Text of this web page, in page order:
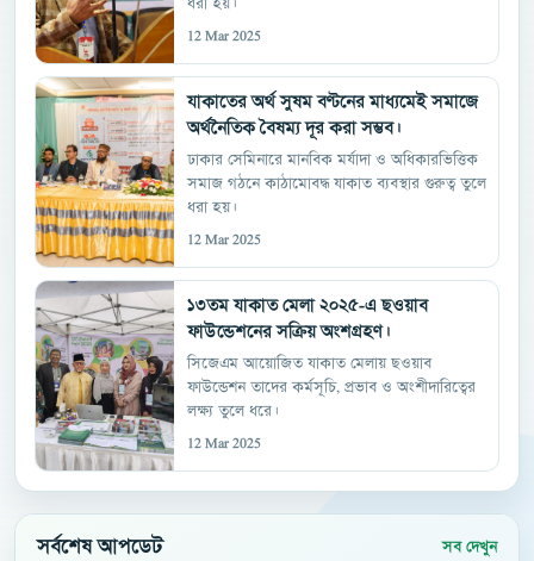
ধরা হয়।
12 Mar 2025
যাকাতের অর্থ সুষম বণ্টনের মাধ্যমেই সমাজে
অর্থনৈতিক বৈষম্য দূর করা সম্ভব।
ঢাকার সেমিনারে মানবিক মর্যাদা ও অধিকারভিত্তিক
সমাজ গঠনে কাঠামোবদ্ধ যাকাত ব্যবস্থার গুরুত্ব তুলে
ধরা হয়।
12 Mar 2025
১৩তম যাকাত মেলা ২০২৫-এ ছওয়াব
ফাউন্ডেশনের সক্রিয় অংশগ্রহণ।
সিজেএম আয়োজিত যাকাত মেলায় ছওয়াব
ফাউন্ডেশন তাদের কর্মসূচি, প্রভাব ও অংশীদারিত্বের
লক্ষ্য তুলে ধরে।
12 Mar 2025
সর্বশেষ আপডেট সব দেখুন